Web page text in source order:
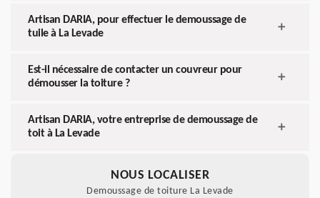
Artisan DARIA, pour effectuer le demoussage de
tuile à La Levade
Est-il nécessaire de contacter un couvreur pour
démousser la toiture ?
Artisan DARIA, votre entreprise de demoussage de
toit à La Levade
NOUS LOCALISER
Demoussage de toiture La Levade